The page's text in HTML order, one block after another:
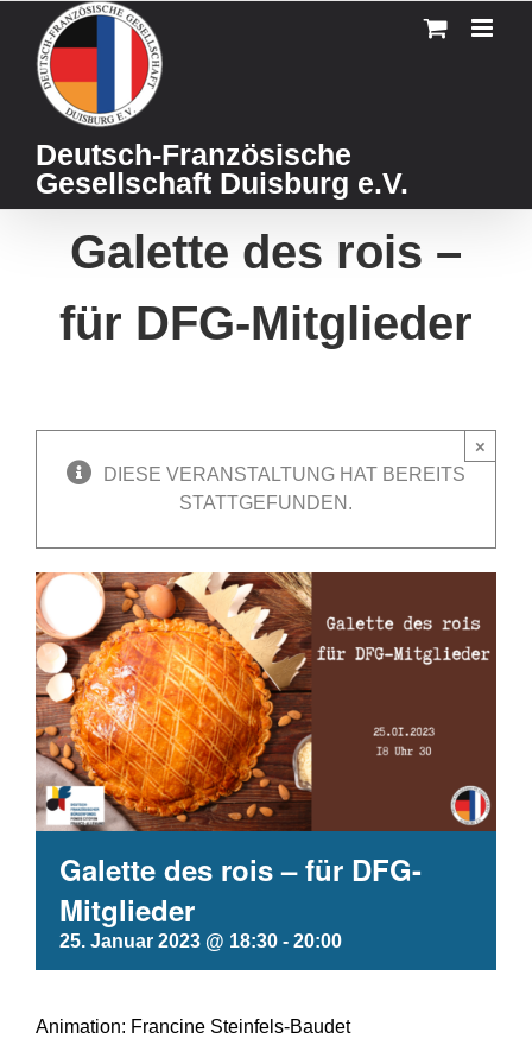
content
Deutsch-Französische
Gesellschaft Duisburg e.V.
Galette des rois –
für DFG-Mitglieder
DIESE VERANSTALTUNG HAT BEREITS
STATTGEFUNDEN.
×
Galette des rois – für DFG-
Mitglieder
25. Januar 2023 @ 18:30 - 20:00
Animation: Francine Steinfels-Baudet